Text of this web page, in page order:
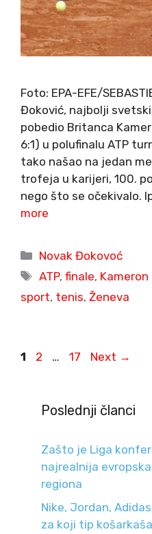
Foto: EPA-EFE/
Đoković, najbolji
pobedio Britanca
6:1) u polufinalu ATP
tako našao na jedan
trofeja u karijeri, 100.
nego što se očekivalo.
more
Categories
Novak Đokovoć
Tags
ATP,finale, Kameron
sport, tenis, Ženeva
Page
1 Page
2 … Page
17 Next →
Poslednji članci
Zašto je Liga
najrealnija
regiona
Nike, Jordan,
za koji tip košarkaša